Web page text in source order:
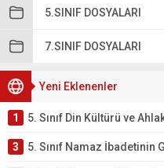
5.SINIF DOSYALARI
7.SINIF DOSYALARI
Yeni Eklenenler
1 5. Sınıf Din Kültürü ve Ahlak Bilgisi 2. Ünite: Namaz İbadeti
3 5. Sınıf Namaz İbadetinin Getirdiği Faydalar Testi